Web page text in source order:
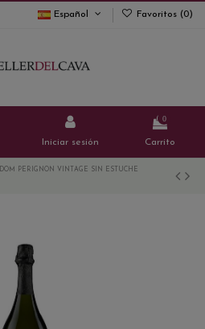
Español Favoritos (0)
Iniciar sesión
0
Carrito
DOM PERIGNON VINTAGE SIN ESTUCHE